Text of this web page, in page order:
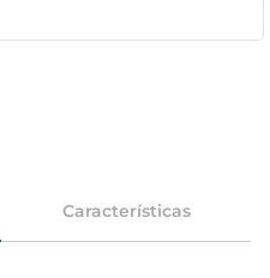
Características